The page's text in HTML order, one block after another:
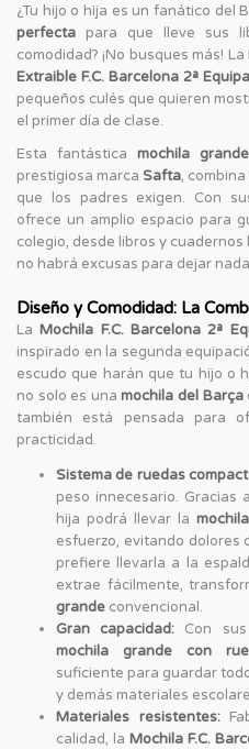
¿Tu hijo o hija es un fanático del
perfecta para que lleve sus
comodidad? ¡No busques más! La
Extraible F.C. Barcelona 2ª
pequeños culés que quieren
el primer día de clase.
Esta fantástica mochila
prestigiosa marca Safta,
que los padres exigen. Con
ofrece un amplio espacio para
colegio, desde libros y cuadernos
no habrá excusas para dejar
Diseño y Comodidad: La
LaMochila F.C. Barcelona 2ª
inspirado en la segunda
escudo que harán que tu hijo o
no solo es unamochila del Barça
también está pensada para
practicidad.
Sistema de ruedas
peso innecesario. Gracias
hija podrá llevar la
esfuerzo, evitando dolores
prefiere llevarla a la
extrae fácilmente,
grande convencional.
Gran capacidad: Con
mochila grande con
suficiente para guardar
y demás materiales
Materiales resistentes:
calidad, la Mochila F.C.